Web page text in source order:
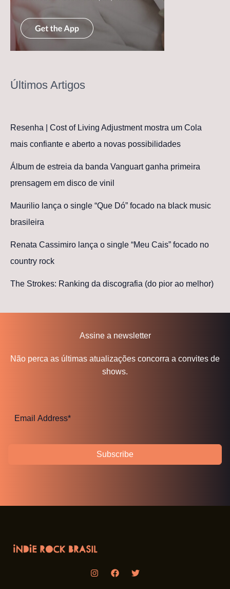
Últimos Artigos
Resenha | Cost of Living Adjustment mostra um Cola
mais confiante e aberto a novas possibilidades
Álbum de estreia da banda Vanguart ganha primeira
prensagem em disco de vinil
Maurilio lança o single “Que Dó” focado na black music
brasileira
Renata Cassimiro lança o single “Meu Cais” focado no
country rock
The Strokes: Ranking da discografia (do pior ao melhor)
Assine a newsletter
Não perca as últimas atualizações concorra a convites de
shows.
Subscribe